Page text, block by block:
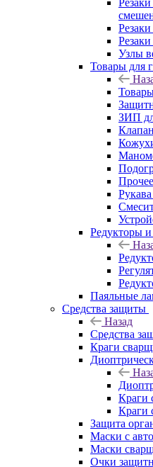
Узлы
Товары для
ЗИП
Редукторы
Паяльные
Средства защиты
Назад
Средства
Краги
Краги
Краги
Защита
Маски с
Маски
Очки